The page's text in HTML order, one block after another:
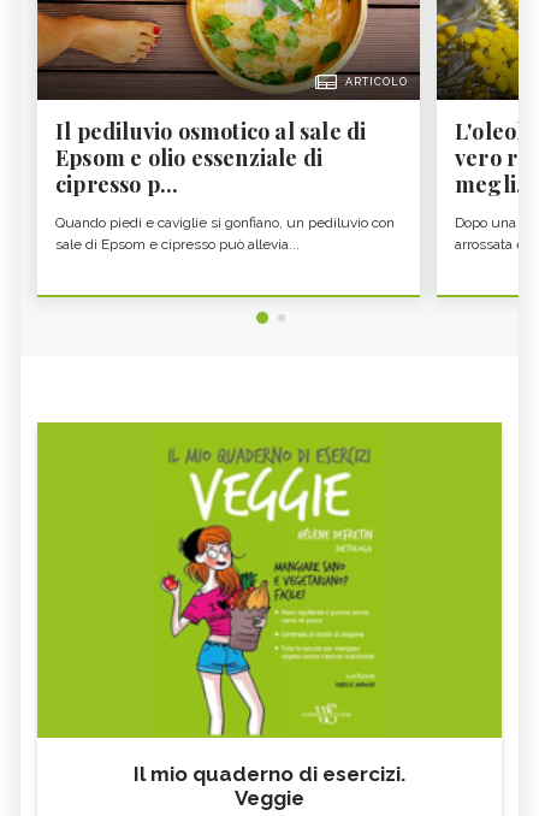
ARTICOLO
Il pediluvio osmotico al sale di
Epsom e olio essenziale di
cipresso p...
Quando piedi e caviglie si gonfiano, un pediluvio con
sale di Epsom e cipresso può allevia...
vero re
megli...
Dopo una
arrossata e
Il mio quaderno di esercizi.
Veggie